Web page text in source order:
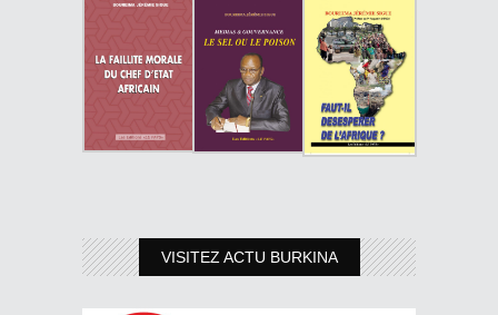
VISITEZ ACTU BURKINA